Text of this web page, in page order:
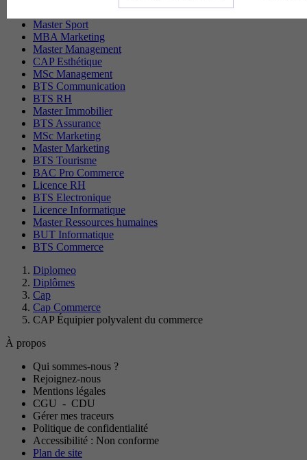
Master Sport
MBA Marketing
Master Management
CAP Esthétique
MSc Management
BTS Communication
BTS RH
Master Immobilier
BTS Assurance
MSc Marketing
Master Marketing
BTS Tourisme
BAC Pro Commerce
Licence RH
BTS Electronique
Licence Informatique
Master Ressources humaines
BUT Informatique
BTS Commerce
Diplomeo
Diplômes
Cap
Cap Commerce
CAP Équipier polyvalent du commerce
À propos
Qui sommes-nous ?
Rejoignez-nous
Mentions légales
CGU - CDU
Gérer mes traceurs
Politique de confidentialité
Accessibilité : Non conforme
Plan de site